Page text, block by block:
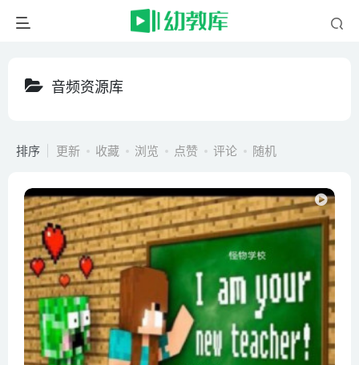
音频资源库
排序 更新 收藏 浏览 点赞 评论 随机